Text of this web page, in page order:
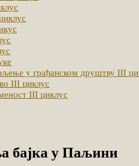
у грађанском друштву III
III циклус
III циклус
бајка у Паљини